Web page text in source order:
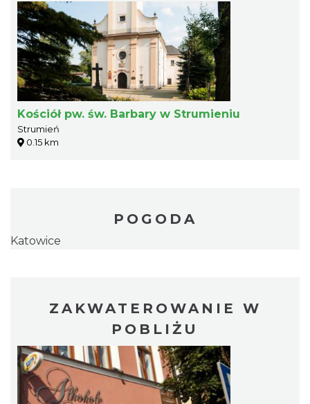
Kościół pw. św. Barbary w Strumieniu
Strumień
0.15 km
POGODA
Katowice
ZAKWATEROWANIE W
POBLIŻU